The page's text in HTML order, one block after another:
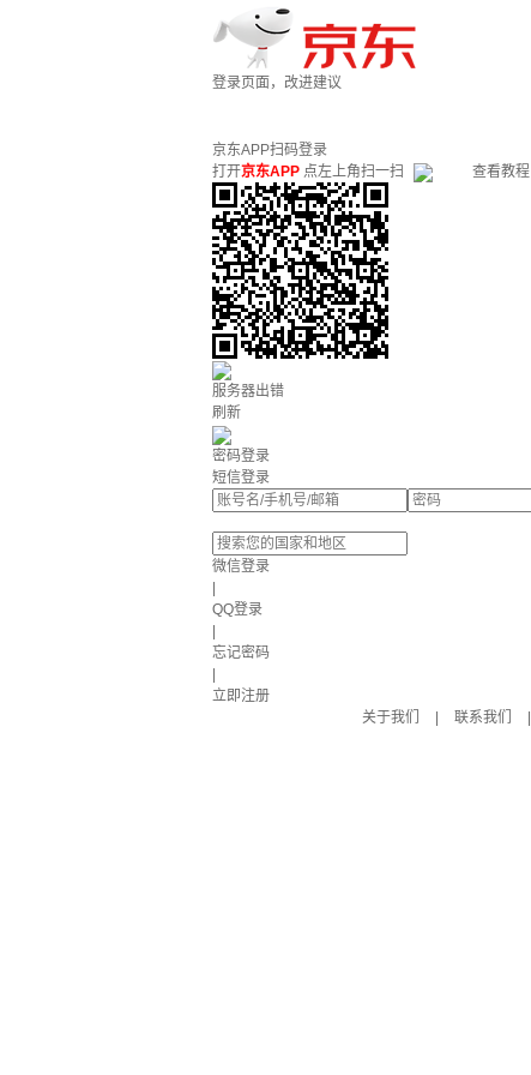
登录页面，改进建议
京东APP扫码登录
打开京东APP 点左上角扫一扫 查看教程
服务器出错
刷新
密码登录
短信登录
微信登录
QQ登录
忘记密码
立即注册
关于我们
联系我们